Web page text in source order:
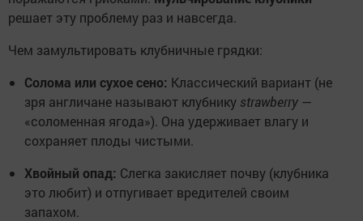
решает эту проблему раз и навсегда.
Чем замультировать клубничные грядки:
Солома или сухое сено: Классический вариант (не
зря англичане называют клубнику strawberry —
«соломенная ягода»). Она удерживает влагу и
сохраняет плоды чистыми.
Хвойный опад: Слегка закисляет почву (клубника
это любит) и отпугивает вредителей своим
запахом.